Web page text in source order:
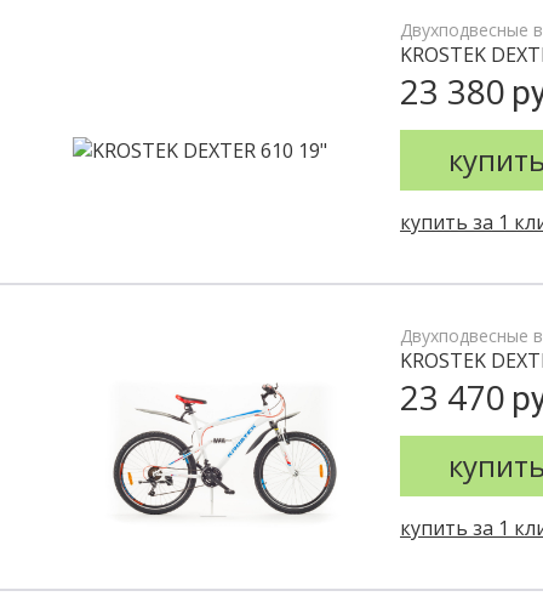
Двухподвесные
KROSTEK
23 380
купить за 1
Двухподвесные
KROSTEK
23 470
купить за 1